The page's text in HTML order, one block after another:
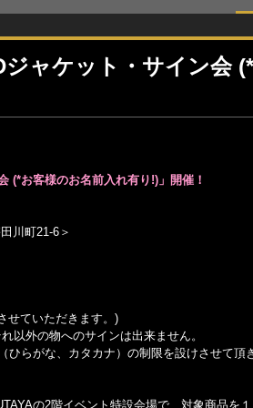
ャケット・サイン会
(*お客様のお名前入れ有り!)」開催！
川町21-6＞
せていただきます。)
以外の物へのサインは出来ません。
らがな、カタカナ）の制限を設けさせて頂
の2階イベント特設会場で、対象商品を